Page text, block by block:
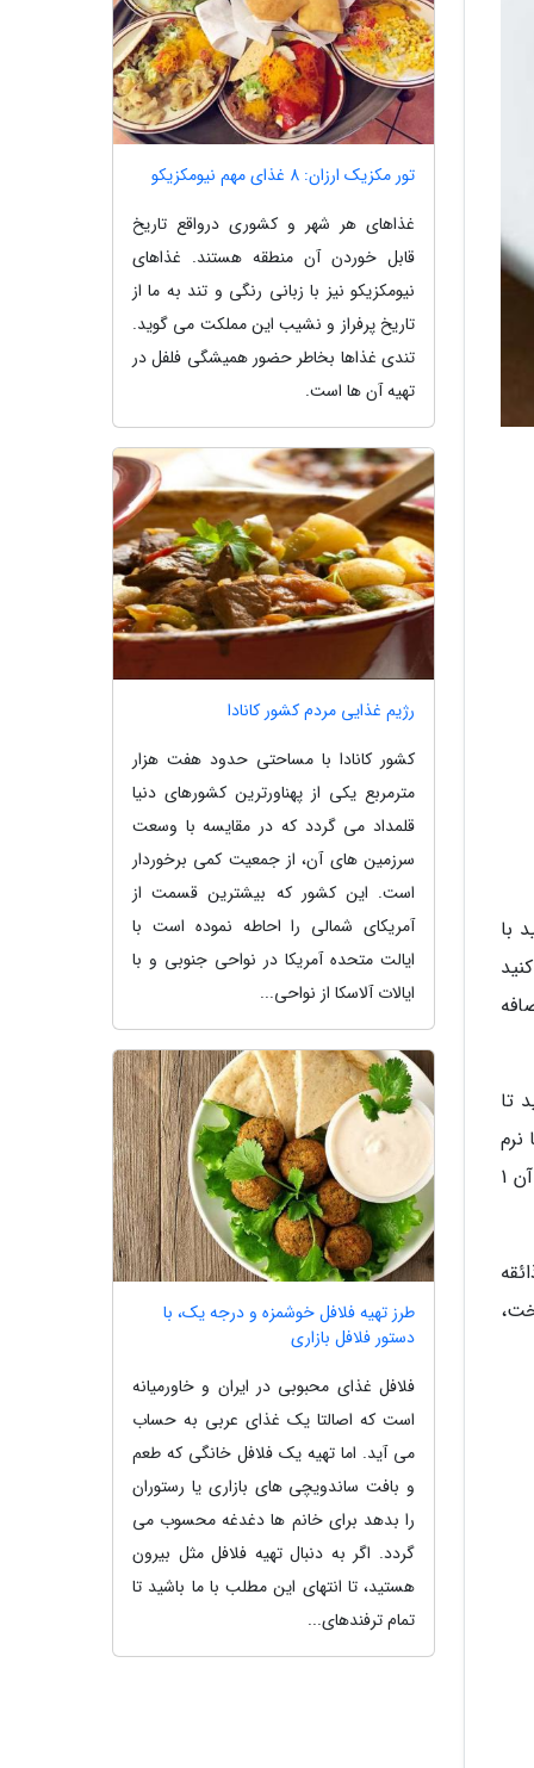
با
تا
شوند سپس آن ها را از صافی عبور بدهید اگر دوست داشتید آب آن لعاب دار باشد زمانی که آب تمرهندی خنک شد به آن 1
تور مکزیک ارزان: 8 غذای مهم نیومکزیکو
غذاهای هر شهر و کشوری درواقع تاریخ
قابل خوردن آن منطقه هستند. غذاهای
نیومکزیکو نیز با زبانی رنگی و تند به ما از
تاریخ پرفراز و نشیب این مملکت می گوید.
تندی غذاها بخاطر حضور همیشگی فلفل در
تهیه آن ها است.
رژیم غذایی مردم کشور کانادا
کشور کانادا با مساحتی حدود هفت هزار
مترمربع یکی از پهناورترین کشورهای دنیا
قلمداد می گردد که در مقایسه با وسعت
سرزمین های آن، از جمعیت کمی برخوردار
است. این کشور که بیشترین قسمت از
آمریکای شمالی را احاطه نموده است با
ایالت متحده آمریکا در نواحی جنوبی و با
ایالات آلاسکا از نواحی...
طرز تهیه فلافل خوشمزه و درجه یک، با
دستور فلافل بازاری
فلافل غذای محبوبی در ایران و خاورمیانه
است که اصالتا یک غذای عربی به حساب
می آید. اما تهیه یک فلافل خانگی که طعم
و بافت ساندویچی های بازاری یا رستوران
را بدهد برای خانم ها دغدغه محسوب می
گردد. اگر به دنبال تهیه فلافل مثل بیرون
هستید، تا انتهای این مطلب با ما باشید تا
تمام ترفندهای...